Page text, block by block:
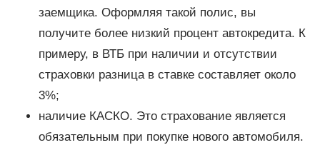
заемщика. Оформляя такой полис, вы
получите более низкий процент автокредита. К
примеру, в ВТБ при наличии и отсутствии
страховки разница в ставке составляет около
3%;
наличие КАСКО. Это страхование является
обязательным при покупке нового автомобиля.